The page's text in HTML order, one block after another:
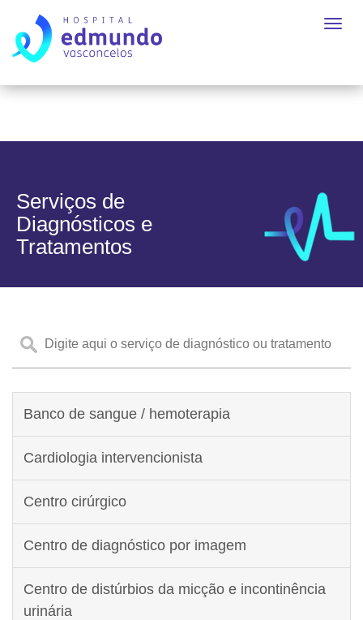
Serviços de
Diagnósticos e
Tratamentos
Banco de sangue / hemoterapia
Cardiologia intervencionista
Centro cirúrgico
Centro de diagnóstico por imagem
Centro de distúrbios da micção e incontinência
urinária